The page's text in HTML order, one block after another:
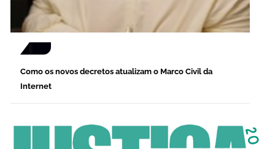
Como os novos decretos atualizam o Marco Civil da
Internet